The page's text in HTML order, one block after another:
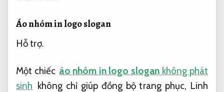
Áo nhóm in logo slogan
Hỗ trợ.
Một chiếc áo nhóm in logo slogan không phát
sinh không chỉ giúp đồng bộ trang phục, Linh